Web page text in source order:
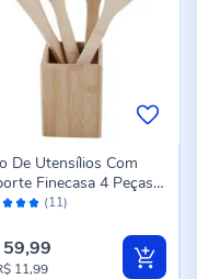
(11)
De Utensílios Com
Finecasa 4 Peças -
59,99
11,99